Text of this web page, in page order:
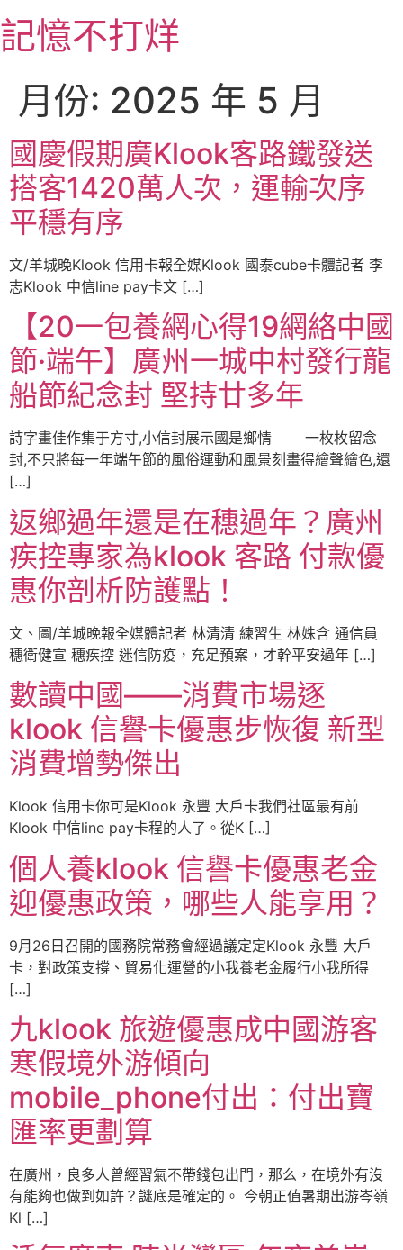
至
主
記憶不打烊
月份: 2025 年 5 月
國慶假期廣Klook客路鐵發送
搭客1420萬人次，運輸次序
平穩有序
文/羊城晚Klook 信用卡報全媒Klook 國泰cube卡體記者 李
志Klook 中信line pay卡文 […]
【20一包養網心得19網絡中國
節·端午】廣州一城中村發行龍
船節紀念封 堅持廿多年
詩字畫佳作集于方寸,小信封展示國是鄉情 一枚枚留念
封,不只將每一年端午節的風俗運動和風景刻畫得繪聲繪色,還
[…]
返鄉過年還是在穗過年？廣州
疾控專家為klook 客路 付款優
惠你剖析防護點！
文、圖/羊城晚報全媒體記者 林清清 練習生 林姝含 通信員
穗衛健宣 穗疾控 迷信防疫，充足預案，才幹平安過年 […]
數讀中國——消費市場逐
klook 信譽卡優惠步恢復 新型
消費增勢傑出
Klook 信用卡你可是Klook 永豐 大戶卡我們社區最有前
Klook 中信line pay卡程的人了。從K […]
個人養klook 信譽卡優惠老金
迎優惠政策，哪些人能享用？
9月26日召開的國務院常務會經過議定定Klook 永豐 大戶
卡，對政策支撐、貿易化運營的小我養老金履行小我所得
[…]
九klook 旅遊優惠成中國游客
寒假境外游傾向
mobile_phone付出：付出寶
匯率更劃算
在廣州，良多人曾經習氣不帶錢包出門，那么，在境外有沒
有能夠也做到如許？謎底是確定的。 今朝正值暑期出游岑嶺
Kl […]